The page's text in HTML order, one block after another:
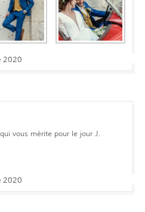
2020
vous mérite pour le jour J.
2020